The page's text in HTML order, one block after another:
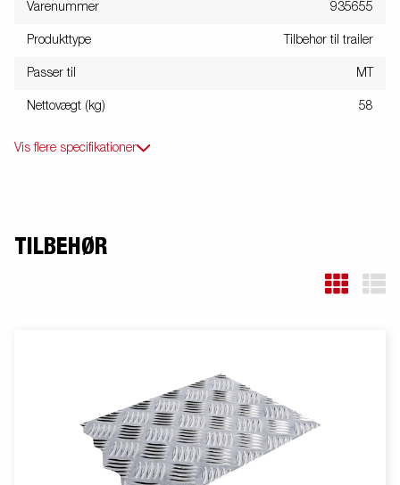
Varenummer 935655
Produkttype Tilbehør til trailer
Passer til MT
Nettovægt (kg) 58
Vis flere specifikationer
TILBEHØR